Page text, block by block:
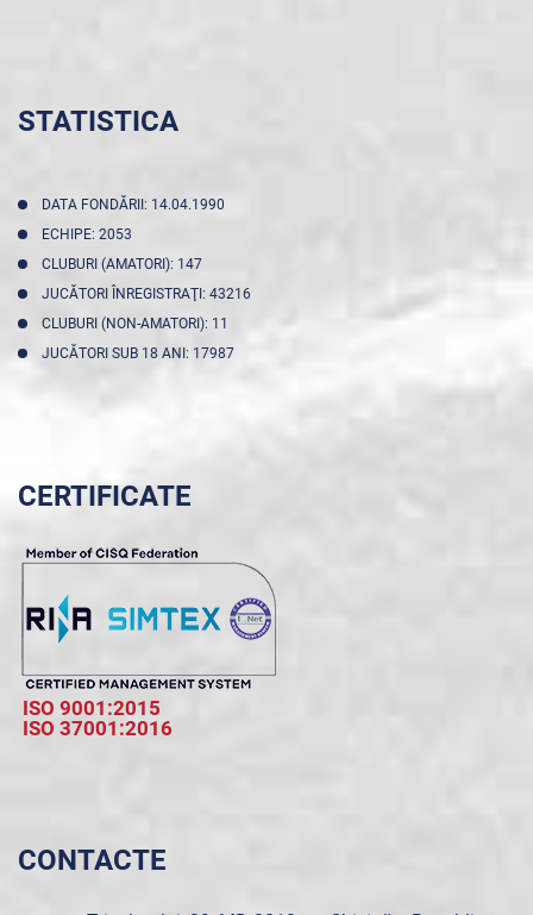
STATISTICA
DATA FONDĂRII: 14.04.1990
ECHIPE: 2053
CLUBURI (AMATORI): 147
JUCĂTORI ÎNREGISTRAŢI: 43216
CLUBURI (NON-AMATORI): 11
JUCĂTORI SUB 18 ANI: 17987
CERTIFICATE
ISO 9001:2015
ISO 37001:2016
CONTACTE